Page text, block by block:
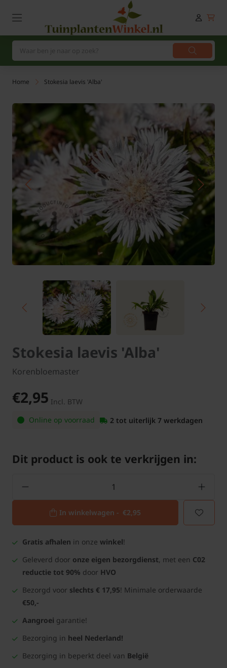
Home Stokesia laevis 'Alba'
Stokesia laevis 'Alba'
Korenbloemaster
€2,95 Incl. BTW
Online op voorraad
2 tot uiterlijk 7 werkdagen
Dit product is ook te verkrijgen in:
In winkelwagen - €2,95
Gratis afhalen in onze winkel!
Geleverd door onze eigen bezorgdienst, met een C02
reductie tot 90% door HVO
Bezorgd voor slechts € 17,95! Minimale orderwaarde
€50,-
Aangroei garantie!
Bezorging in heel Nederland!
Bezorging in beperkt deel van België